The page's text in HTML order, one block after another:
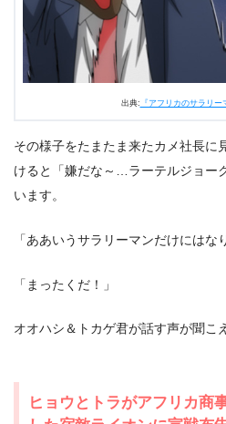
出典: 『アフリカのサラリ
その様子をたまたま来たカメ社長に
けると「嫌だな～…ラーテルジョー
います。
「ああいうサラリーマンだけにはな
「まったくだ！」
オオハシ＆トカゲ君が話す声が聞こ
ヒョウとトラがアフリカ商